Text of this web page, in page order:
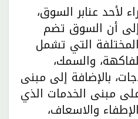
لأحد عنابر السوق،
أن السوق تضم
التي تشمل
والسمك،
بالإضافة إلى مبنى
على مبنى الخدمات الذي
والاسعاف،